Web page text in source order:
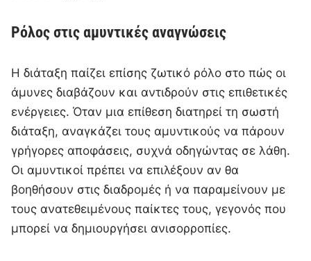
Ρόλος στις αμυντικές αναγνώσεις
Η διάταξη παίζει επίσης ζωτικό ρόλο στο πώς οι
άμυνες διαβάζουν και αντιδρούν στις επιθετικές
ενέργειες. Όταν μια επίθεση διατηρεί τη σωστή
διάταξη, αναγκάζει τους αμυντικούς να πάρουν
γρήγορες αποφάσεις, συχνά οδηγώντας σε λάθη.
Οι αμυντικοί πρέπει να επιλέξουν αν θα
βοηθήσουν στις διαδρομές ή να παραμείνουν με
τους ανατεθειμένους παίκτες τους, γεγονός που
μπορεί να δημιουργήσει ανισορροπίες.